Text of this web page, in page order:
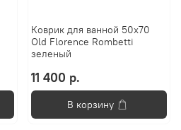
Коврик для ванной 50х70
Old Florence Rombetti
зеленый
11 400 р.
В корзину